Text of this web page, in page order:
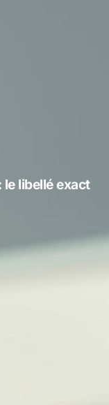
le libellé exact